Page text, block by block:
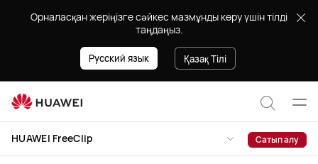
FreeClip
Орналасқан жеріңізге сәйкес мазмұнды көру үшін тілді
таңдаңыз.
Қазақ Тілі
Русский язык
Сайташу
HUAWEI FreeClip Сатып алу